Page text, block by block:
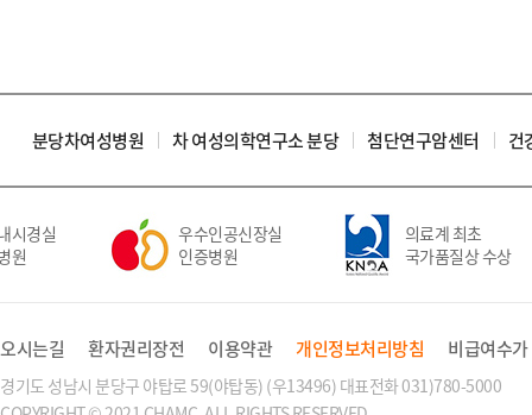
분당차여성병원 차 여성의학연구소 분당 첨단연구암센터 건
경실
원
우수인공신장실
인증병원
의료계 최초
국가품질상 수상
오시는길 환자권리장전 이용약관 개인정보처리방침 비급여수가
경기도 성남시 분당구 야탑로 59(야탑동) (우13496) 대표전화 031)780-5000